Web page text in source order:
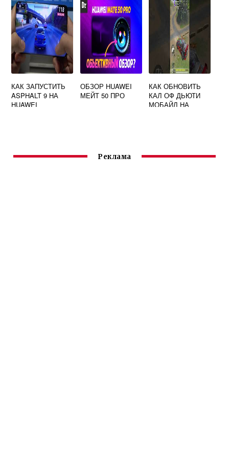
FREEBUDS 4I К
IPHONE
КАК ЗАПУСТИТЬ
ASPHALT 9 НА
HUAWEI
ОБЗОР HUAWEI
МЕЙТ 50 ПРО
КАК ОБНОВИТЬ
КАЛ ОФ ДЬЮТИ
МОБАЙЛ НА
Реклама